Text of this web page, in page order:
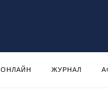
ОНЛАЙН ЖУРНАЛ